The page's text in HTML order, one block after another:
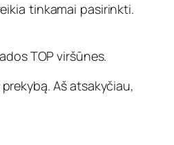
tinkamai pasirinkti.
TOP viršūnes.
Aš atsakyčiau,